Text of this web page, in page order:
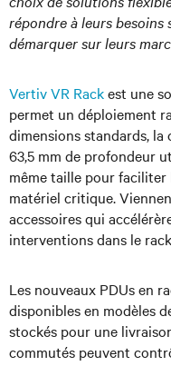
répondre à leurs besoins
démarquer sur leurs
Vertiv VR Rackest une
permet un déploiement
dimensions standards,
63,5 mm de profondeur
même taille pour faciliter
matériel critique.
accessoires qui
interventions dans le
Les nouveaux PDUs en
disponibles en modèles
stockés pour une
commutés peuvent